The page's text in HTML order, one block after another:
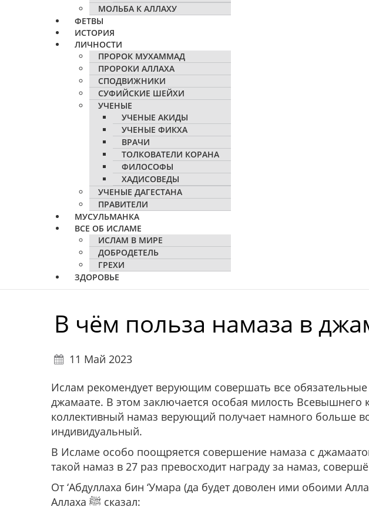
МОЛЬБА К АЛЛАХУ
ФЕТВЫ
ИСТОРИЯ
ЛИЧНОСТИ
ПРОРОК МУХАММАД
ПРОРОКИ АЛЛАХА
СПОДВИЖНИКИ
СУФИЙСКИЕ ШЕЙХИ
УЧЕНЫЕ
УЧЕНЫЕ АКИДЫ
УЧЕНЫЕ ФИКХА
ВРАЧИ
ТОЛКОВАТЕЛИ КОРАНА
ФИЛОСОФЫ
ХАДИСОВЕДЫ
УЧЕНЫЕ ДАГЕСТАНА
ПРАВИТЕЛИ
МУСУЛЬМАНКА
ВСЕ ОБ ИСЛАМЕ
ИСЛАМ В МИРЕ
ДОБРОДЕТЕЛЬ
ГРЕХИ
ЗДОРОВЬЕ
В чём польза намаза в
11 Май 2023
Ислам рекомендует верующим совершать все
джамаате. В этом заключается особая милость Всевышнего
коллективный намаз верующий получает намного больше
индивидуальный.
В Исламе особо поощряется совершение намаза с
такой намаз в 27 раз превосходит награду за намаз,
От ‘Абдуллаха бин ‘Умара (да будет доволен ими обоими
Аллаха ﷺ сказал: